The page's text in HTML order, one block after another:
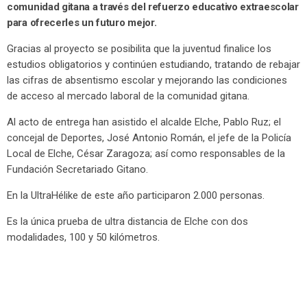
comunidad gitana a través del refuerzo educativo extraescolar
para ofrecerles un futuro mejor.
Gracias al proyecto se posibilita que la juventud finalice los
estudios obligatorios y continúen estudiando, tratando de rebajar
las cifras de absentismo escolar y mejorando las condiciones
de acceso al mercado laboral de la comunidad gitana.
Al acto de entrega han asistido el alcalde Elche, Pablo Ruz; el
concejal de Deportes, José Antonio Román, el jefe de la Policía
Local de Elche, César Zaragoza; así como responsables de la
Fundación Secretariado Gitano.
En la UltraHélike de este año participaron 2.000 personas.
Es la única prueba de ultra distancia de Elche con dos
modalidades, 100 y 50 kilómetros.